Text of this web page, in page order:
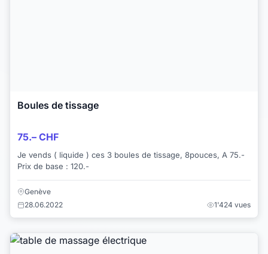
Boules de tissage
75.– CHF
Je vends ( liquide ) ces 3 boules de tissage, 8pouces, A 75.-
Prix de base : 120.-
Genève
28.06.2022
1'424 vues